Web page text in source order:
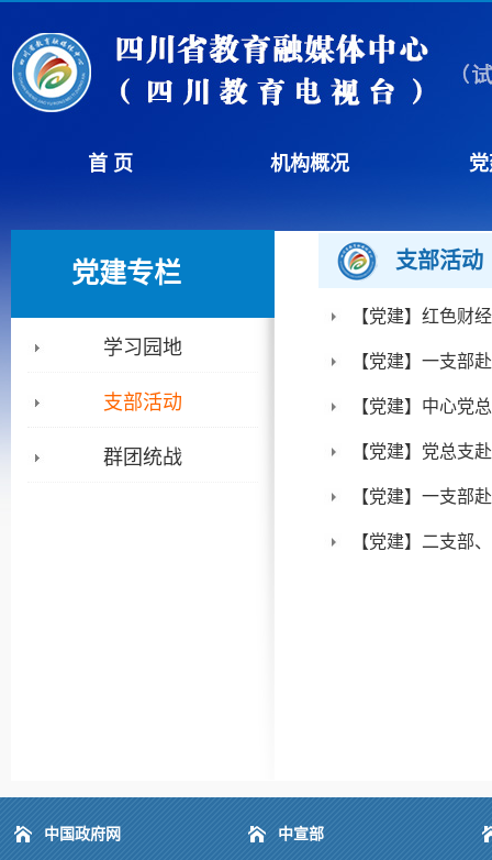
党建专栏
学习园地
支部活动
群团统战
支部活动
【党建】红色财
【党建】一支部
【党建】中心党
【党建】党总支
【党建】一支部
【党建】二支部
中国政府网 中宣部
首 页 机构概况